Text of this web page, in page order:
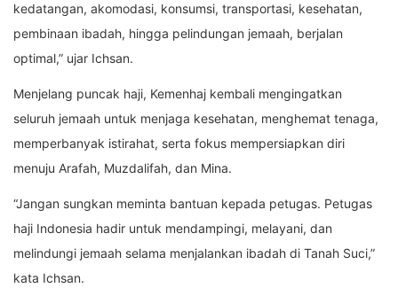
kedatangan, akomodasi, konsumsi, transportasi, kesehatan,
pembinaan ibadah, hingga pelindungan jemaah, berjalan
optimal,” ujar Ichsan.
Menjelang puncak haji, Kemenhaj kembali mengingatkan
seluruh jemaah untuk menjaga kesehatan, menghemat tenaga,
memperbanyak istirahat, serta fokus mempersiapkan diri
menuju Arafah, Muzdalifah, dan Mina.
“Jangan sungkan meminta bantuan kepada petugas. Petugas
haji Indonesia hadir untuk mendampingi, melayani, dan
melindungi jemaah selama menjalankan ibadah di Tanah Suci,”
kata Ichsan.